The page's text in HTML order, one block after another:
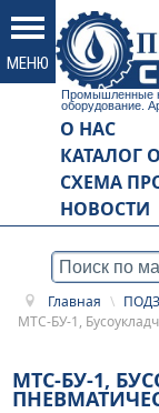
Промышленные
оборудование.
О НАС
КАТАЛОГ
СХЕМА
НОВОСТИ
Главная \
МТС-БУ-1,
МТС-БУ-1,